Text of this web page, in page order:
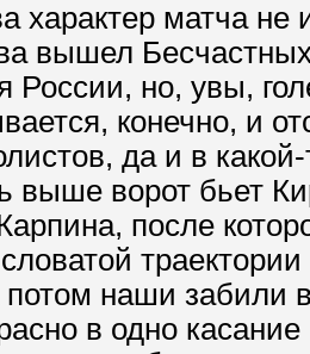
характер матча не
вышел
России, но, увы,
конечно, и
да и в
выше ворот бьет
после
наши забили
в одно